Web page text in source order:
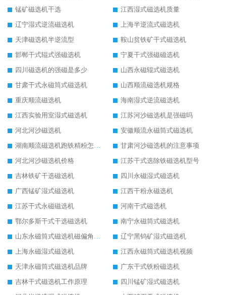
锰矿磁选机干选
江西湿式磁选机质量
辽宁湿式逆流磁选机
上海半逆流式磁选机
天津磁选机半逆流型
鞍山贫铁矿干式磁选机
邯郸干式辊式强磁选机
宁夏干式强磁磁选机
四川磁选机的强磁是多少
山西永磁辊式磁选机
甘肃干式永磁筒式磁选机
山西顺流磁选机规格
重庆顺流磁选机
海南湿式逆流磁选机
江西实验用室湿式磁选机
江苏河沙磁选机是强磁吗
河北河沙磁选机
安徽顺流永磁筒式磁选机
湖南顺流磁选机跑铁精粉怎么处理
甘肃河沙磁选机的注意事项
河北河沙磁选机价格
江苏干式选除铁磁选机型号
吉林铁矿干选磁选机
四川永磁湿式磁选机
广西锰矿湿式磁选机
江西干粉永磁选机
江苏干式永磁磁选机
河南干式磁选机
鄂尔多斯干式干选磁选机
南宁永磁筒式磁选机
山东永磁筒式磁选机磁偏角怎么调整
辽宁黑钨矿湿式磁选机
上海永磁湿式磁选机
江西永磁筒式磁选机视频
天津永磁筒式磁选机品牌
广东干式铁粉磁选机
吉林干式磁选机工作原理
四川锰矿湿式磁选机